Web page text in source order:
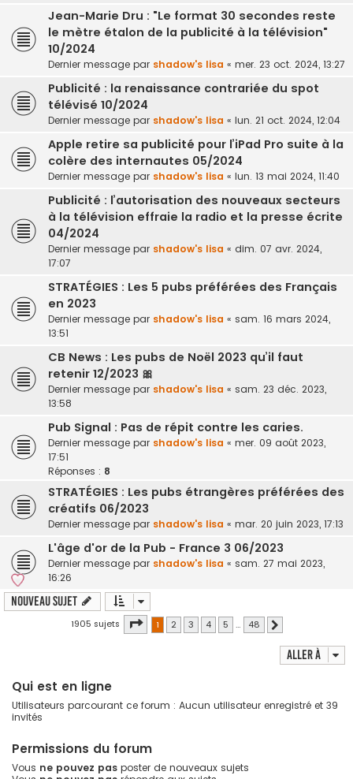
Jean-Marie Dru : "Le format 30 secondes reste
le mètre étalon de la publicité à la télévision"
10/2024
Dernier message par shadow's lisa « mer. 23 oct. 2024, 13:27
Publicité : la renaissance contrariée du spot
télévisé 10/2024
Dernier message par shadow's lisa « lun. 21 oct. 2024, 12:04
Apple retire sa publicité pour l’iPad Pro suite à la
colère des internautes 05/2024
Dernier message par shadow's lisa « lun. 13 mai 2024, 11:40
Publicité : l’autorisation des nouveaux secteurs
à la télévision effraie la radio et la presse écrite
04/2024
Dernier message par shadow's lisa « dim. 07 avr. 2024,
17:07
STRATÉGIES : Les 5 pubs préférées des Français
en 2023
Dernier message par shadow's lisa « sam. 16 mars 2024,
13:51
CB News : Les pubs de Noël 2023 qu’il faut
retenir 12/2023 🎀
Dernier message par shadow's lisa « sam. 23 déc. 2023,
13:58
Pub Signal : Pas de répit contre les caries.
Dernier message par shadow's lisa « mer. 09 août 2023,
17:51
Réponses : 8
STRATÉGIES : Les pubs étrangères préférées des
créatifs 06/2023
Dernier message par shadow's lisa « mar. 20 juin 2023, 17:13
L'âge d'or de la Pub - France 3 06/2023
Dernier message par shadow's lisa « sam. 27 mai 2023,
16:26
Nouveau sujet
1905 sujets Page 1sur48
1 2 3 4 5 … 48
Aller à
Qui est en ligne
Utilisateurs parcourant ce forum : Aucun utilisateur enregistré et 39
invités
Permissions du forum
Vous ne pouvez pas poster de nouveaux sujets